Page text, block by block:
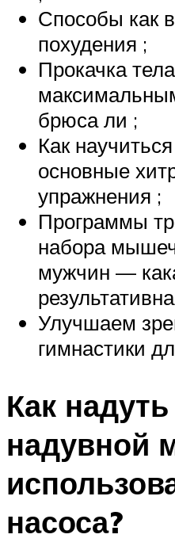
Способы как
похудения ;
Прокачка
брюса ли ;
Как
основные
упражнения ;
Программы
набора
мужчин —
Улучшаем
гимнастики
Как
надувной
насоса?